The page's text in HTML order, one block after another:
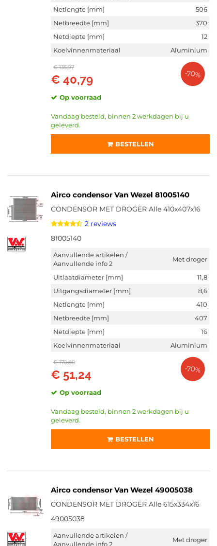
Netlengte [mm]
506
Netbreedte [mm]
370
Netdiepte [mm]
12
Koelvinnenmateriaal
Aluminium
€ 135,97
€ 40,79 -70%
Op voorraad
Vandaag besteld, binnen 2 werkdagen bij u
geleverd.
BESTELLEN
Airco condensor Van Wezel 81005140
CONDENSOR MET DROGER Alle 410x407x16
2 reviews
81005140
Aanvullende artikelen /
Aanvullende info 2
Met droger
Uitlaatdiameter [mm]
11,8
Uitgangsdiameter [mm]
8,6
Netlengte [mm]
410
Netbreedte [mm]
407
Netdiepte [mm]
16
Koelvinnenmateriaal
Aluminium
€ 170,80
€ 51,24 -70%
Op voorraad
Vandaag besteld, binnen 2 werkdagen bij u
geleverd.
BESTELLEN
Airco condensor Van Wezel 49005038
CONDENSOR MET DROGER Alle 615x334x16
49005038
Aanvullende artikelen /
Aanvullende info 2
Met droger